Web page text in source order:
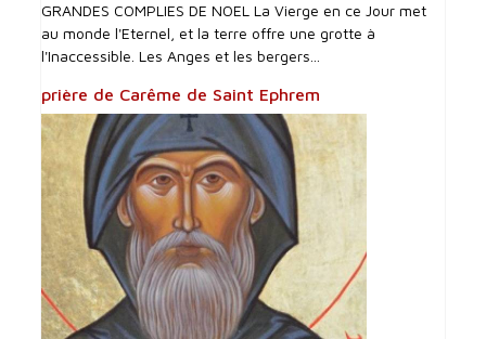
GRANDES COMPLIES DE NOEL La Vierge en ce Jour met
au monde l'Eternel, et la terre offre une grotte à
l'Inaccessible. Les Anges et les bergers...
prière de Carême de Saint Ephrem